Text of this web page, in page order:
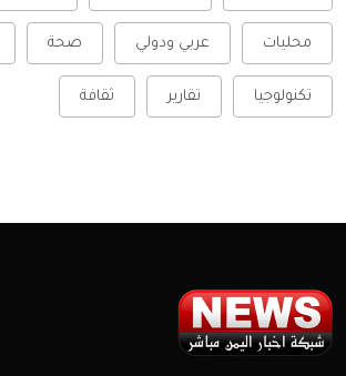
محليات عربي ودولي صحة
تكنولوجيا تقارير ثقافة